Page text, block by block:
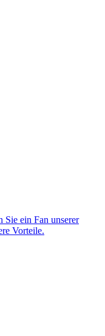
Sie ein Fan unserer
Vorteile.